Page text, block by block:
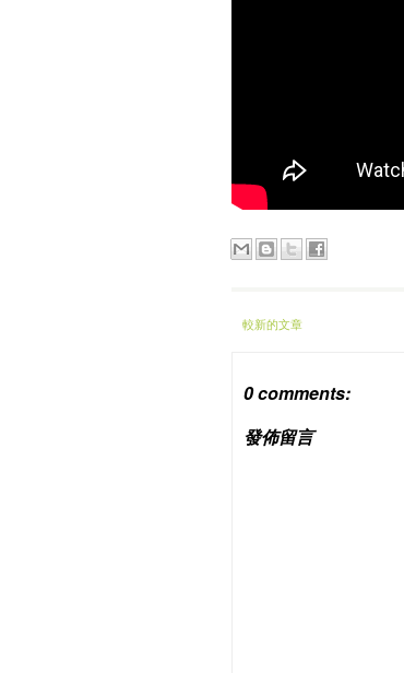
較新的文章
0 comments:
發佈留言